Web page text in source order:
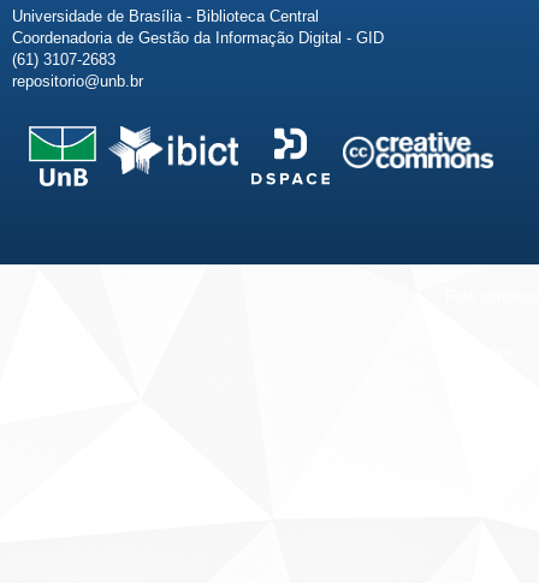
Universidade de Brasília - Biblioteca Central
Coordenadoria de Gestão da Informação Digital - GID
(61) 3107-2683
repositorio@unb.br